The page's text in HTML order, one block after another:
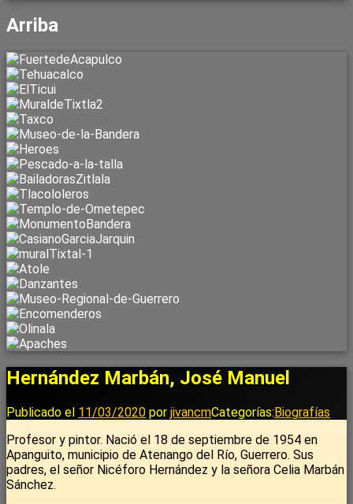
Arriba
Hernández Marbán, José Manuel
Publicado el 11/03/2020 por jivancmCategorías: Biografías
Profesor y pintor. Nació el 18 de septiembre de 1954 en
Apanguito, municipio de Atenango del Río, Guerrero. Sus
padres, el señor Nicéforo Hernández y la señora Celia Marbán
Sánchez.